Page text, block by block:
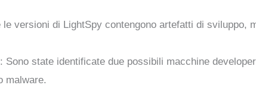
le versioni di LightSpy contengono artefatti di sviluppo,
: Sono state identificate due possibili macchine
malware.